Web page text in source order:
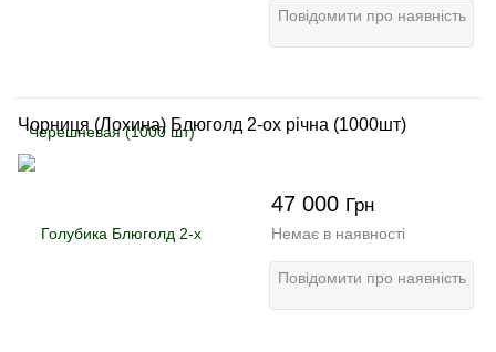
Повідомити про наявність
Чорниця (Лохина) Блюголд 2-ох річна (1000шт)
47 000 Грн
Немає в наявності
Повідомити про наявність